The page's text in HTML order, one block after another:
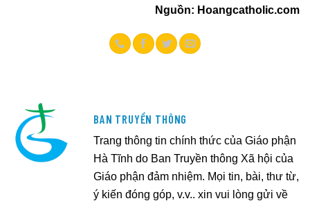
Nguồn: Hoangcatholic.com
BAN TRUYỀN THÔNG
Trang thông tin chính thức của Giáo phận
Hà Tĩnh do Ban Truyền thông Xã hội của
Giáo phận đảm nhiệm. Mọi tin, bài, thư từ,
ý kiến đóng góp, v.v.. xin vui lòng gửi về